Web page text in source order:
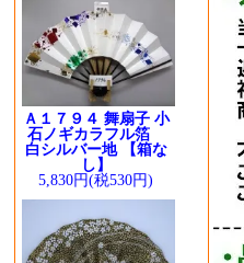
Ａ１７９４ 舞扇子 小
石ノギカラフル箔
白シルバー地 【箱な
し】
5,830円(税530円)